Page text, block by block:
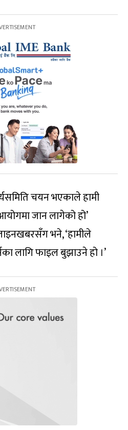
चयन भएकाले हामी
जान लागेको हो’
भने, ‘हामीले
लागि फाइल बुझाउने हो ।’